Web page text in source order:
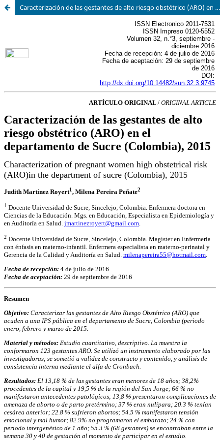
Caracterización de las gestantes de alto riesgo obstétrico (ARO) en el departamento de sucre 2015